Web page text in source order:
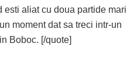
esti aliat cu doua partide mari
moment dat sa treci intr-un
Boboc. [/quote]